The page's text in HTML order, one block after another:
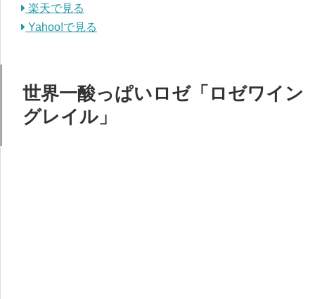
楽天で見る
Yahoo!で見る
世界一酸っぱいロゼ「ロゼワイ
グレイル」